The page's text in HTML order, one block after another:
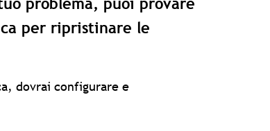
problema, puoi provare
per ripristinare le
dovrai configurare e